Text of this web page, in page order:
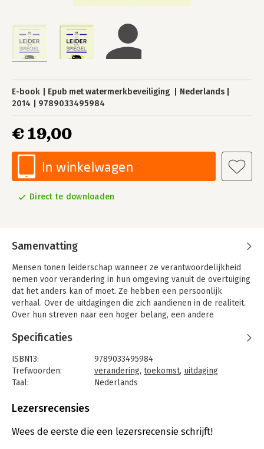
E-book Epub met watermerkbeveiliging
Nederlands
2014
9789033495984
€ 19,00
In winkelwagen
Direct te downloaden
Samenvatting
Mensen tonen leiderschap wanneer ze verantwoordelijkheid
nemen voor verandering in hun omgeving vanuit de overtuiging
dat het anders kan of moet. Ze hebben een persoonlijk
verhaal. Over de uitdagingen die zich aandienen in de realiteit.
Over hun streven naar een hoger belang, een andere
en zichzelf een spiegel voor, zetten de eerste stap en
verandering. Ze hebben impact, niet vanuit gezag, maar vanuit
authenticiteit en betrokkenheid.
functie hebben of macht uitoefenen. Leiderschap heeft geen
naarmate meer mensen die keuze maken ontstaan teams,
Specificaties
ISBN13:
9789033495984
Trefwoorden:
verandering, toekomst, uitdaging
Taal:
Nederlands
Beveiliging:
Aantal pagina's:
170
Lezersrecensies
Wees de eerste die een lezersrecensie schrijft!